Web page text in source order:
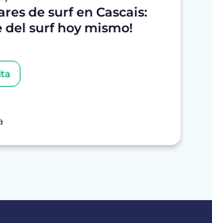
de surf en Cascais:
del surf hoy mismo!